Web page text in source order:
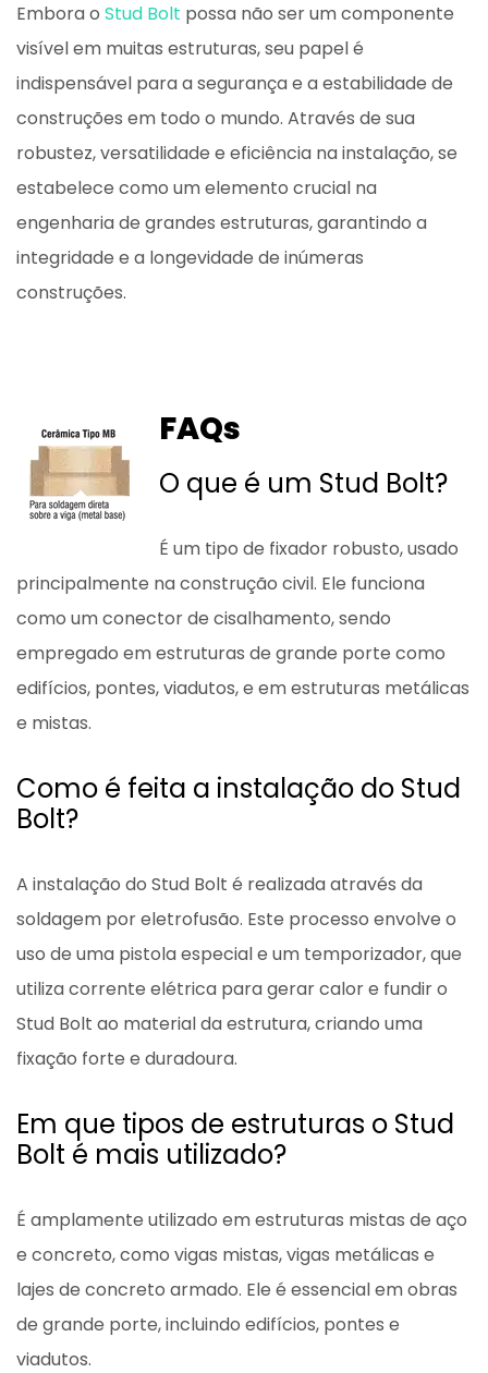
Embora o Stud Bolt possa não ser um componente
visível em muitas estruturas, seu papel é
indispensável para a segurança e a estabilidade de
construções em todo o mundo. Através de sua
robustez, versatilidade e eficiência na instalação, se
estabelece como um elemento crucial na
engenharia de grandes estruturas, garantindo a
integridade e a longevidade de inúmeras
construções.
FAQs
O que é um Stud Bolt?
É um tipo de fixador robusto, usado
principalmente na construção civil. Ele funciona
como um conector de cisalhamento, sendo
empregado em estruturas de grande porte como
edifícios, pontes, viadutos, e em estruturas metálicas
e mistas.
Como é feita a instalação do Stud
Bolt?
A instalação do Stud Bolt é realizada através da
soldagem por eletrofusão. Este processo envolve o
uso de uma pistola especial e um temporizador, que
utiliza corrente elétrica para gerar calor e fundir o
Stud Bolt ao material da estrutura, criando uma
fixação forte e duradoura.
Em que tipos de estruturas o Stud
Bolt é mais utilizado?
É amplamente utilizado em estruturas mistas de aço
e concreto, como vigas mistas, vigas metálicas e
lajes de concreto armado. Ele é essencial em obras
de grande porte, incluindo edifícios, pontes e
viadutos.